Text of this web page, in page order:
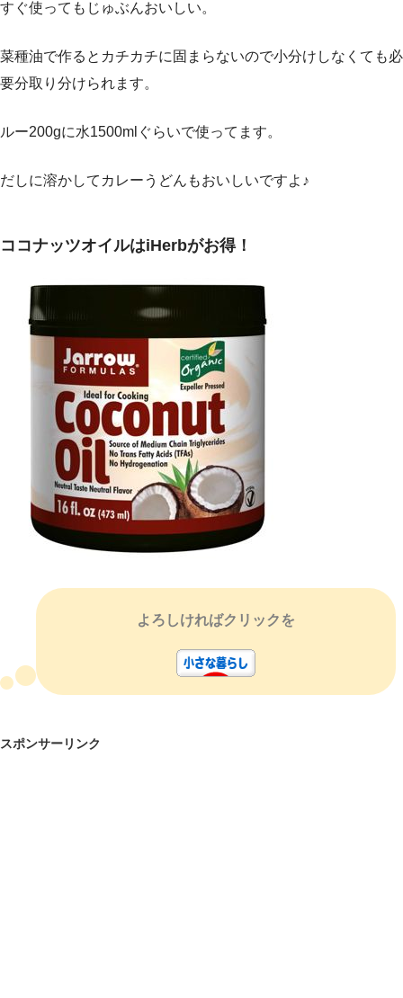
すぐ使ってもじゅぶんおいしい。
菜種油で作るとカチカチに固まらないので小分けしなくても必
要分取り分けられます。
ルー200gに水1500mlぐらいで使ってます。
だしに溶かしてカレーうどんもおいしいですよ♪
ココナッツオイルはiHerbがお得！
よろしければクリックを
スポンサーリンク